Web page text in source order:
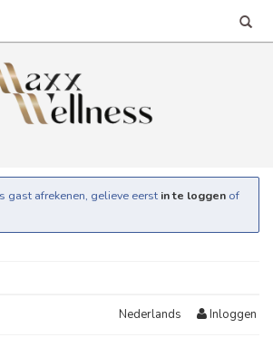
gast afrekenen, gelieve eerst in te loggen of
Nederlands Inloggen